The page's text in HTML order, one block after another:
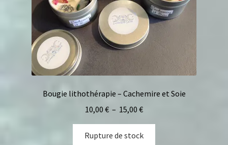
Bougie lithothérapie – Cachemire et Soie
10,00 € – 15,00 €
Rupture de stock